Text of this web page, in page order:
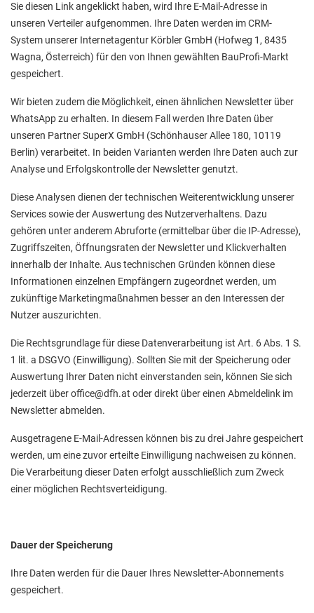
Sie diesen Link angeklickt haben, wird Ihre E-Mail-Adresse in
unseren Verteiler aufgenommen. Ihre Daten werden im CRM-
System unserer Internetagentur Körbler GmbH (Hofweg 1, 8435
Wagna, Österreich) für den von Ihnen gewählten BauProfi-Markt
gespeichert.
Wir bieten zudem die Möglichkeit, einen ähnlichen Newsletter über
WhatsApp zu erhalten. In diesem Fall werden Ihre Daten über
unseren Partner SuperX GmbH (Schönhauser Allee 180, 10119
Berlin) verarbeitet. In beiden Varianten werden Ihre Daten auch zur
Analyse und Erfolgskontrolle der Newsletter genutzt.
Diese Analysen dienen der technischen Weiterentwicklung unserer
Services sowie der Auswertung des Nutzerverhaltens. Dazu
gehören unter anderem Abruforte (ermittelbar über die IP-Adresse),
Zugriffszeiten, Öffnungsraten der Newsletter und Klickverhalten
innerhalb der Inhalte. Aus technischen Gründen können diese
Informationen einzelnen Empfängern zugeordnet werden, um
zukünftige Marketingmaßnahmen besser an den Interessen der
Nutzer auszurichten.
Die Rechtsgrundlage für diese Datenverarbeitung ist Art. 6 Abs. 1 S.
1 lit. a DSGVO (Einwilligung). Sollten Sie mit der Speicherung oder
Auswertung Ihrer Daten nicht einverstanden sein, können Sie sich
jederzeit über office@dfh.at oder direkt über einen Abmeldelink im
Newsletter abmelden.
Ausgetragene E-Mail-Adressen können bis zu drei Jahre gespeichert
werden, um eine zuvor erteilte Einwilligung nachweisen zu können.
Die Verarbeitung dieser Daten erfolgt ausschließlich zum Zweck
einer möglichen Rechtsverteidigung.
Dauer der Speicherung
Ihre Daten werden für die Dauer Ihres Newsletter-Abonnements
gespeichert.